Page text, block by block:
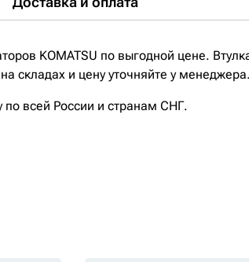
KOMATSU по выгодной цене.
складах и цену уточняйте у менеджера.
всей России и странам СНГ.